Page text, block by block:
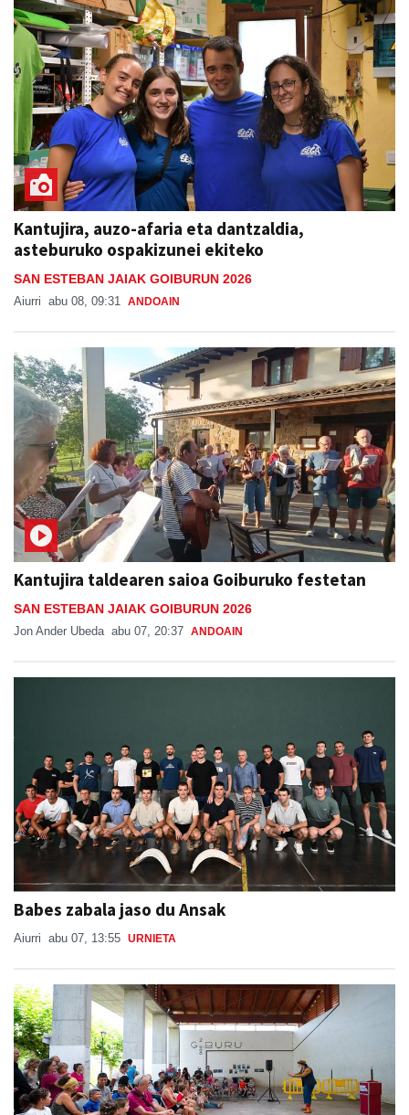
Kantujira, auzo-afaria eta dantzaldia,
asteburuko ospakizunei ekiteko
SAN ESTEBAN JAIAK GOIBURUN 2026
Aiurri abu 08, 09:31 ANDOAIN
Kantujira taldearen saioa Goiburuko festetan
SAN ESTEBAN JAIAK GOIBURUN 2026
Jon Ander Ubeda abu 07, 20:37 ANDOAIN
Babes zabala jaso du Ansak
Aiurri abu 07, 13:55 URNIETA